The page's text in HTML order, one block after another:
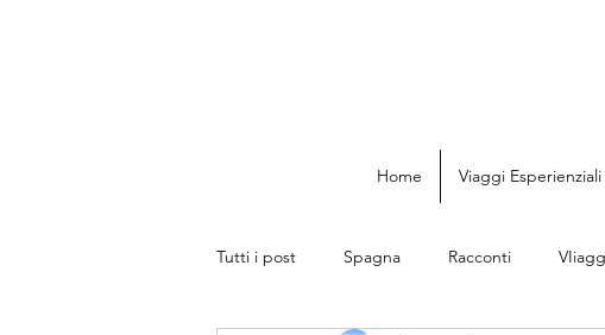
Home Viaggi Esperienziali
Tutti i post Spagna Racconti